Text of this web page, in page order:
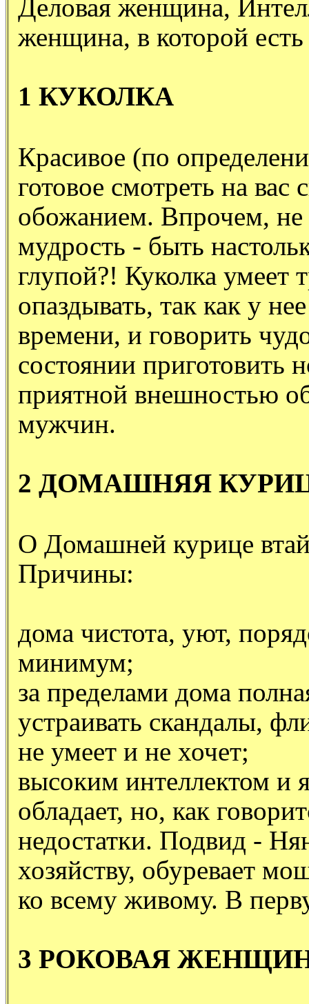
Деловая женщина,
женщина, в которой есть
1 КУКОЛКА
Красивое (по
готовое смотреть на
обожанием. Впрочем, не
мудрость - быть
глупой?! Куколка умеет
опаздывать, так как у
времени, и говорить
состоянии приготовить
приятной внешностью
мужчин.
2 ДОМАШНЯЯ
О Домашней курице
Причины:
дома чистота, уют,
минимум;
за пределами дома
устраивать скандалы,
не умеет и не хочет;
высоким интеллектом и
обладает, но, как
недостатки. Подвид -
хозяйству, обуревает
ко всему живому. В
3 РОКОВАЯ